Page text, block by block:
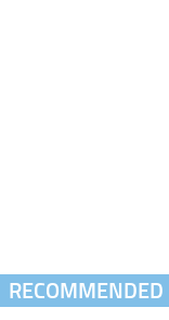
RECOMMENDED